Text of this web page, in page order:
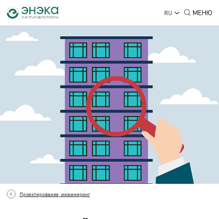
RU МЕНЮ
Проектирование, инжиниринг